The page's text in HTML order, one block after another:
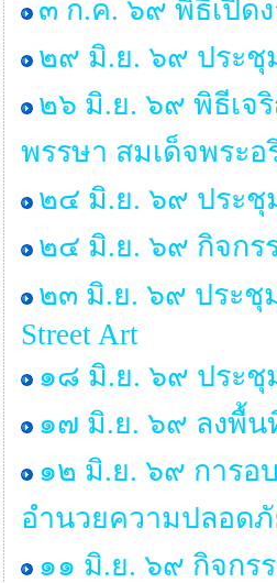
๓ ก.ค. ๖๙ พิธีเปิด
๒๙ มิ.ย. ๖๙ ประชุ
๒๖ มิ.ย. ๖๙ พิธีเจ
พรรษา สมเด็จพระ
๒๔ มิ.ย. ๖๙ ประ
๒๔ มิ.ย. ๖๙ กิจกร
๒๓ มิ.ย. ๖๙ ประชุ
Street Art
๑๘ มิ.ย. ๖๙ ประ
๑๗ มิ.ย. ๖๙ ลงพื้น
๑๒ มิ.ย. ๖๙ การอ
อำนวยความปลอด
๑๑ มิ.ย. ๖๙ กิจกร